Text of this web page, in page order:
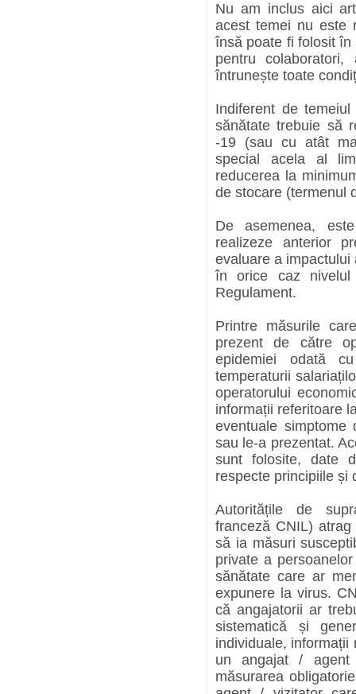
Nu am inclus aici
acest temei nu este
însă poate fi folosit în
pentru
întrunește toate
Indiferent de
sănătate trebuie să
-19 (sau cu atât
special acela al
reducerea la
de stocare (termenul
De asemenea,
realizeze anterior
evaluare a
în orice caz nivelul
Regulament.
Printre măsurile
prezent de către
epidemiei odată
temperaturii
operatorului
informații referitoare
eventuale
sau le-a prezentat.
sunt folosite, date
respecte principiile și
Autoritățile de
franceză CNIL)
să ia măsuri
private a
sănătate care ar
expunere la virus.
că angajatorii ar
sistematică și
individuale, informații
un angajat /
măsurarea